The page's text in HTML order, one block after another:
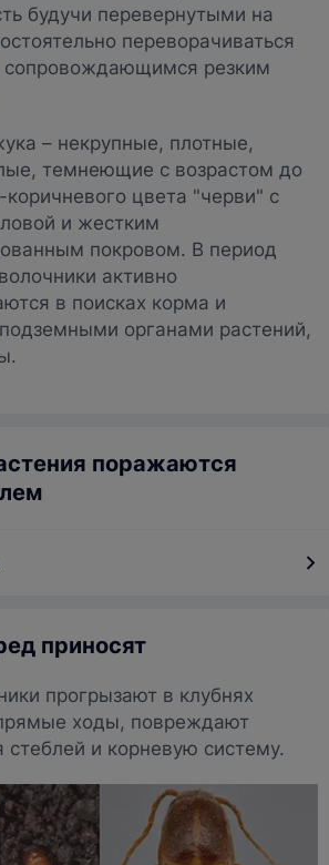
будучи перевернутыми на
переворачиваться
резким
– некрупные, плотные,
темнеющие с возрастом до
цвета "черви" с
и жестким
покровом. В период
активно
в поисках корма и
органами растений,
поражаются
приносят
прогрызают в клубнях
ходы, повреждают
стеблей и корневую систему.